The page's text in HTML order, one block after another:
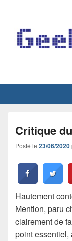
Critique
Posté le 23/06/2020
Hautement
Mention, paru
clairement de
point essentiel,